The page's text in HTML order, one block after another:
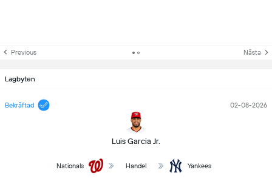
Previous Nästa
Lagbyten
Bekräftad
Luis Garcia Jr.
02-08-2026
Nationals Handel Yankees